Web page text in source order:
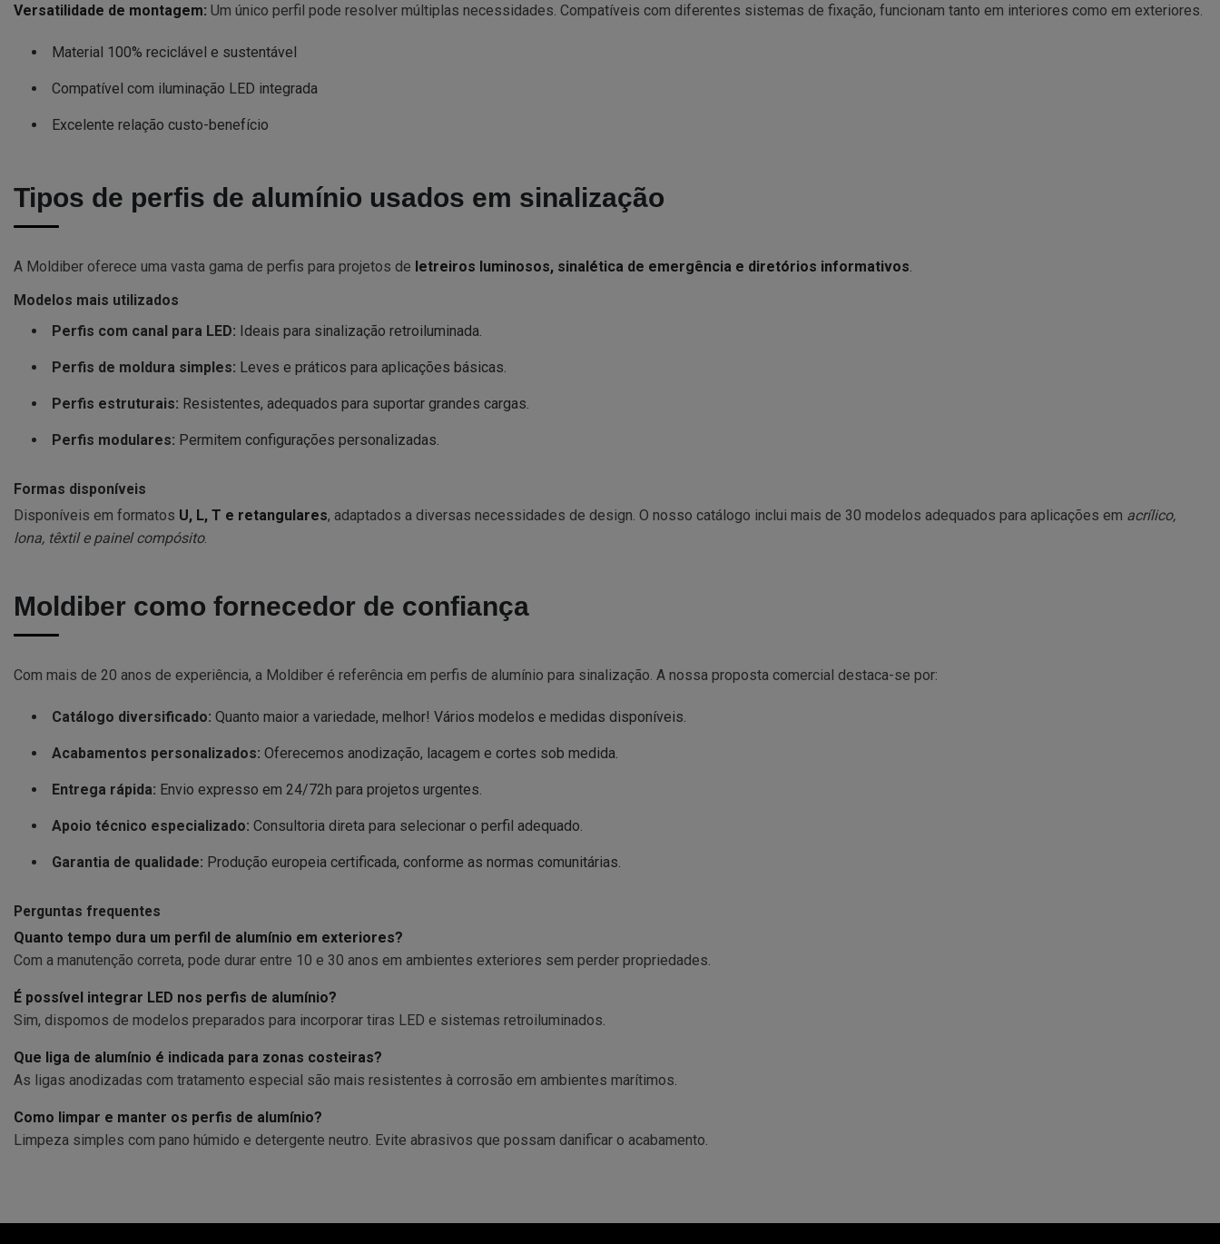
Versatilidade de montagem: Um único perfil pode resolver múltiplas necessidades. Compatíveis com diferentes sistemas de fixação, funcionam tanto em interiores como em exteriores.
Material 100% reciclável e sustentável
Compatível com iluminação LED integrada
Excelente relação custo-benefício
Tipos de perfis de alumínio usados em sinalização
A Moldiber oferece uma vasta gama de perfis para projetos de letreiros luminosos, sinalética de emergência e diretórios informativos
Modelos mais utilizados
Perfis com canal para LED: Ideais para sinalização retroiluminada.
Perfis de moldura simples: Leves e práticos para aplicações básicas.
Perfis estruturais: Resistentes, adequados para suportar grandes cargas.
Perfis modulares: Permitem configurações personalizadas.
Formas disponíveis
Disponíveis em formatos U, L, T e retangulares, adaptados a diversas necessidades de design. O nosso catálogo inclui mais de 30 modelos adequados para aplicações em acrílico,
lona, têxtil e painel compósito.
Moldiber como fornecedor de confiança
Com mais de 20 anos de experiência, a Moldiber é referência em perfis de alumínio para sinalização. A nossa proposta comercial destaca-se por:
Catálogo diversificado: Quanto maior a variedade, melhor! Vários modelos e medidas disponíveis.
Acabamentos personalizados: Oferecemos anodização, lacagem e cortes sob medida.
Entrega rápida: Envio expresso em 24/72h para projetos urgentes.
Apoio técnico especializado: Consultoria direta para selecionar o perfil adequado.
Garantia de qualidade: Produção europeia certificada, conforme as normas comunitárias.
Perguntas frequentes
Quanto tempo dura um perfil de alumínio em exteriores?
Com a manutenção correta, pode durar entre 10 e 30 anos em ambientes exteriores sem perder propriedades.
É possível integrar LED nos perfis de alumínio?
Sim, dispomos de modelos preparados para incorporar tiras LED e sistemas retroiluminados.
Que liga de alumínio é indicada para zonas costeiras?
As ligas anodizadas com tratamento especial são mais resistentes à corrosão em ambientes marítimos.
Como limpar e manter os perfis de alumínio?
Limpeza simples com pano húmido e detergente neutro. Evite abrasivos que possam danificar o acabamento.